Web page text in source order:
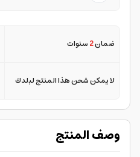
ضمان2سنوات
لا يمكن شحن هذا المنتج لبلدك
وصف المنتج